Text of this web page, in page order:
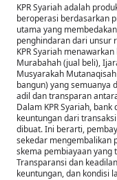
KPR Syariah adalah
beroperasi berdasarkan
utama yang
penghindaran dari unsur
KPR Syariah
Murabahah (jual beli),
Musyarakah
bangun) yang semuanya
adil dan transparan
Dalam KPR Syariah,
keuntungan dari
dibuat. Ini berarti,
sekedar mengembalikan
skema pembiayaan yang
Transparansi dan
keuntungan, dan kondisi